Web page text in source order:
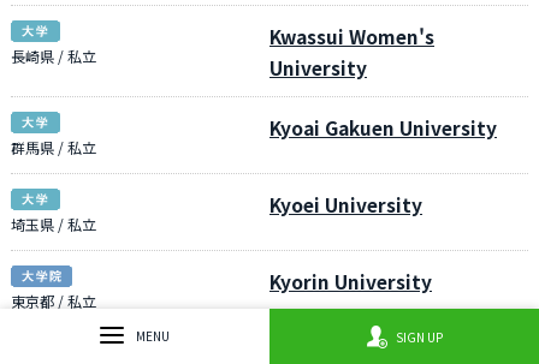
長崎県 / 私立
Kwassui Women's
University
群馬県 / 私立
Kyoai Gakuen University
埼玉県 / 私立
Kyoei University
東京都 / 私立
Kyorin University
MENU SIGN UP